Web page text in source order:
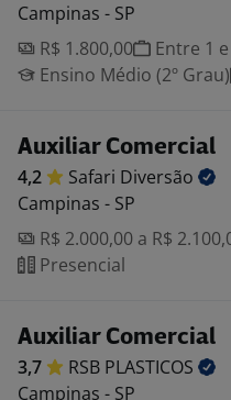
Campinas - SP
R$ 1.800,00
Entre 1
Ensino Médio (2º Grau)
Auxiliar Comercial
4,2 Safari Diversão
Campinas - SP
R$ 2.000,00 a R$
Presencial
Auxiliar Comercial
3,7 RSB PLASTICOS
Campinas - SP